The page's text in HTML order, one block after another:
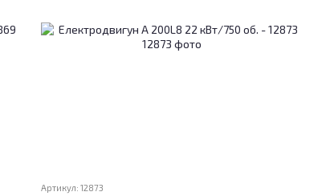
Артикул: 12873